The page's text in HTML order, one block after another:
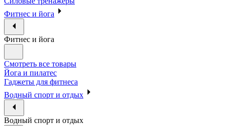
Фитнес и йога
Фитнес и йога
Смотреть все товары
Йога и пилатес
Гаджеты для фитнеса
Водный спорт и отдых
Водный спорт и отдых